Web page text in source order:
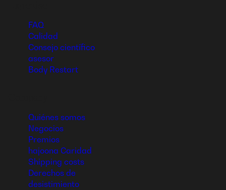
FAQ
Calidad
Consejo científico
asesor
Body Restart
Quiénes somos
Negocios
Premios
hajoona Caridad
Shipping costs
Derechos de
desistimiento